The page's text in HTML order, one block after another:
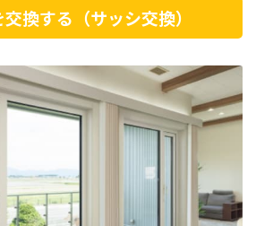
換する（サッシ交換）